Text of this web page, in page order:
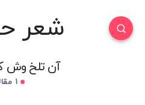
شعر
آن تلخ وش